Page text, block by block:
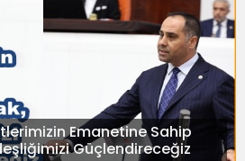
Emanetine Sahip
Güçlendireceğiz